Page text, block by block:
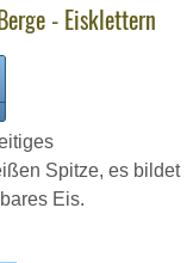
- Eisklettern
Spitze, es bildet
Eis.